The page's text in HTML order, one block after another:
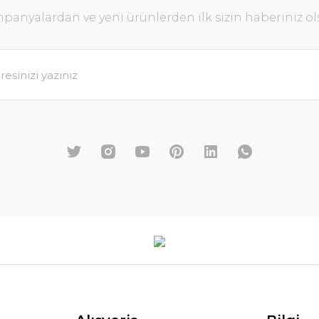
ve yeni ürünlerden ilk sizin haberiniz